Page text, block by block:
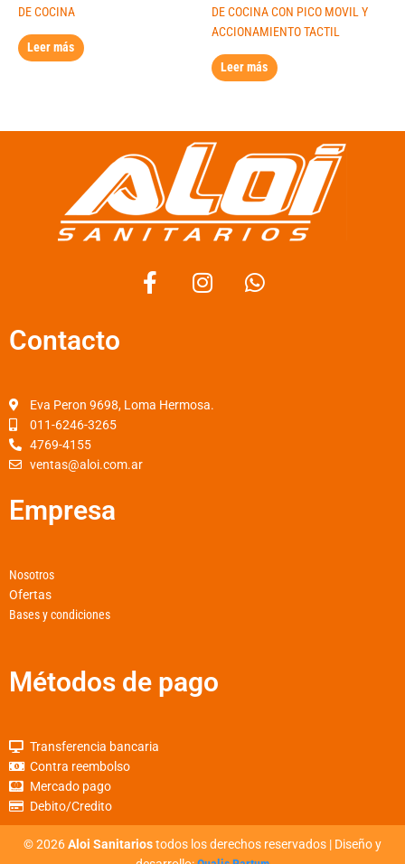
DE COCINA
Leer más
DE COCINA CON PICO MOVIL Y
ACCIONAMIENTO TACTIL
Leer más
F
a
o
I
n
r
W
h
Contacto
Eva Peron 9698, Loma Hermosa.
011-6246-3265
4769-4155
ventas@aloi.com.ar
Empresa
Nosotros
Ofertas
Bases y condiciones
Métodos de pago
Transferencia bancaria
Contra reembolso
Mercado pago
Debito/Credito
©2026Aloi Sanitariostodos los derechos reservados | Diseño y